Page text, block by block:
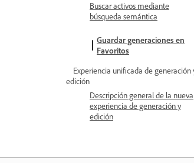
Buscar activos mediante
búsqueda semántica
Guardar generaciones en
Favoritos
Experiencia unificada de generación
edición
Descripción general de la nueva
experiencia de generación y
edición